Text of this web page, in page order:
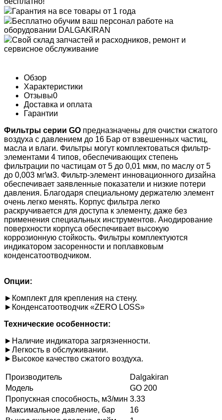
Гарантия на все товары от 1 года
Бесплатно обучим ваш персонал работе на
оборудовании DALGAKIRAN
Свой склад запчастей и расходников, ремонт и
сервисное обслуживание
Обзор
Характеристики
Отзывы0
Доставка и оплата
Гарантии
Фильтры серии GO предназначены для очистки сжатого
воздуха с давлением до 16 Бар от взвешенных частиц,
масла и влаги. Фильтры могут комплектоваться фильтр-
элементами 4 типов, обеспечивающих степень
фильтрации по частицам от 5 до 0,01 мкм, по маслу от 5
до 0,003 мг\м3. Фильтр-элемент инновационного дизайна
обеспечивает заявленные показатели и низкие потери
давления. Благодаря специальному держателю элемент
очень легко менять. Корпус фильтра легко
раскручивается для доступа к элементу, даже без
применения специальных инструментов. Анодирование
поверхности корпуса обеспечивает высокую
коррозионную стойкость. Фильтры комплектуются
индикатором засоренности и поплавковым
конденсатоотводчиком.
Опции:
►Комплект для крепления на стену.
►Конденсатоотводчик «ZERO LOSS»
Технические особенности:
►Наличие индикатора загрязненности.
►Легкость в обслуживании.
►Высокое качество сжатого воздуха.
Производитель
Dalgakiran
Модель
GO 200
Пропускная способность, м3/мин 3.33
Максимальное давление, бар
16